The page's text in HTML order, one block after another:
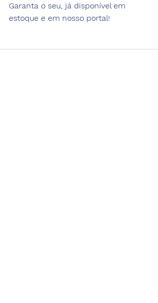
Garanta o seu, já disponível em
estoque e em nosso portal!